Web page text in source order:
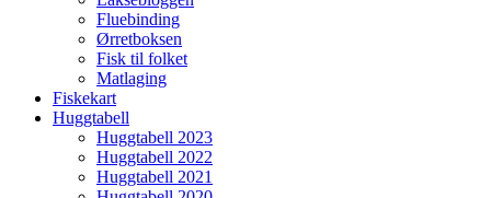
Fluebinding
Ørretboksen
Fisk til folket
Matlaging
Fiskekart
Huggtabell
Huggtabell 2023
Huggtabell 2022
Huggtabell 2021